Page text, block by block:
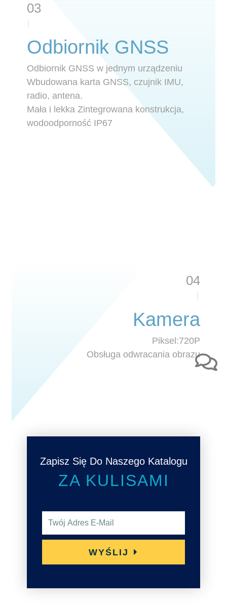
03
Odbiornik GNSS
Odbiornik GNSS w jednym urządzeniu
Wbudowana karta GNSS, czujnik IMU,
radio, antena.
Mała i lekka Zintegrowana konstrukcja,
wodoodporność IP67
04
Kamera
Piksel:720P
Obsługa odwracania obrazu
Zapisz Się Do Naszego Katalogu
ZA KULISAMI
WYŚLIJ